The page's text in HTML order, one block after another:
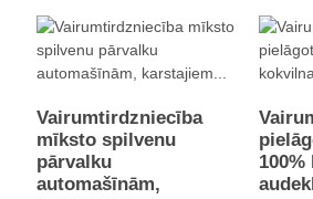
Vairumtirdzniecība
mīksto spilvenu
pārvalku
automašīnām,